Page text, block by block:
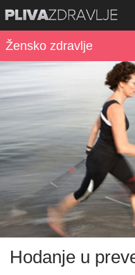
Žensko zdravlje
Hodanje u